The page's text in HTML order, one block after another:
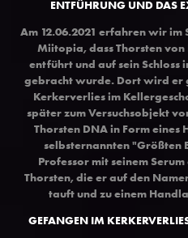
ENTFÜHRUNG UND DAS
Am 12.06.2021 erfahren wir im
Miitopia, dass Thorsten
entführt und auf sein Schloss
gebracht wurde. Dort wird er
Kerkerverlies im
später zum Versuchsobjekt
Thorsten DNA in Form eines
selbsternannten "Größten
Professor mit seinem
Thorsten, die er auf den
tauft und zu einem
GEFANGEN IM